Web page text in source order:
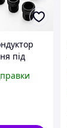
під
2
під 6 8